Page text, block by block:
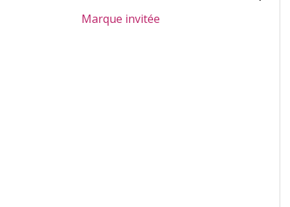
Marque invitée